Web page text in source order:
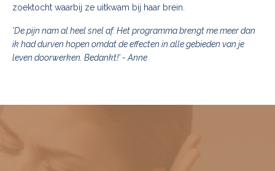
zoektocht waarbij ze uitkwam bij haar brein.
'De pijn nam al heel snel af. Het programma brengt me meer dan
ik had durven hopen omdat de effecten in alle gebieden van je
leven doorwerken. Bedankt!' - Anne